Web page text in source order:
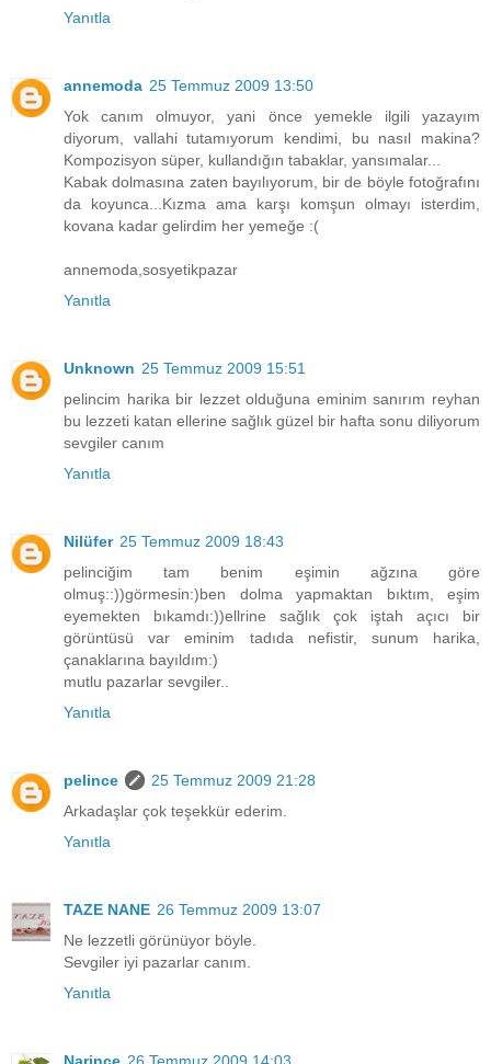
Yanıtla
annemoda 25 Temmuz 2009 13:50
Yok canım olmuyor, yani önce yemekle ilgili yazayım
diyorum, vallahi tutamıyorum kendimi, bu nasıl makina?
Kompozisyon süper, kullandığın tabaklar, yansımalar...
Kabak dolmasına zaten bayılıyorum, bir de böyle fotoğrafını
da koyunca...Kızma ama karşı komşun olmayı isterdim,
kovana kadar gelirdim her yemeğe :(
annemoda,sosyetikpazar
Yanıtla
Unknown 25 Temmuz 2009 15:51
pelincim harika bir lezzet olduğuna eminim sanırım reyhan
bu lezzeti katan ellerine sağlık güzel bir hafta sonu diliyorum
sevgiler canım
Yanıtla
Nilüfer 25 Temmuz 2009 18:43
pelinciğim tam benim eşimin ağzına göre
olmuş::))görmesin:)ben dolma yapmaktan bıktım, eşim
eyemekten bıkamdı:))ellrine sağlık çok iştah açıcı bir
görüntüsü var eminim tadıda nefistir, sunum harika,
çanaklarına bayıldım:)
mutlu pazarlar sevgiler..
Yanıtla
pelince
25 Temmuz 2009 21:28
Arkadaşlar çok teşekkür ederim.
Yanıtla
TAZE NANE 26 Temmuz 2009 13:07
Ne lezzetli görünüyor böyle.
Sevgiler iyi pazarlar canım.
Yanıtla